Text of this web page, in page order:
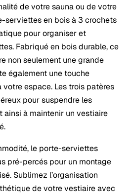
de votre sauna ou de votre
serviettes en bois à 3 crochets
pour organiser et
Fabriqué en bois durable, ce
non seulement une grande
également une touche
votre espace. Les trois patères
pour suspendre les
ainsi à maintenir un vestiaire
le porte-serviettes
pré-percés pour un montage
Sublimez l’organisation
de votre vestiaire avec